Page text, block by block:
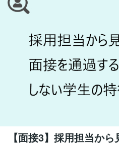
【面接3】採用担当か